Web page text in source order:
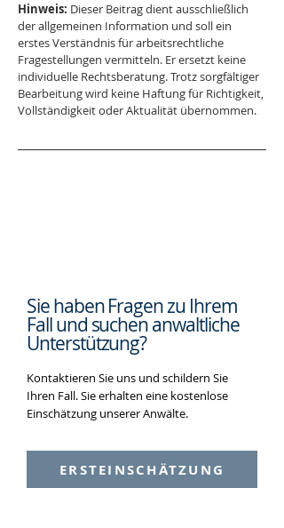
Hinweis: Dieser Beitrag dient ausschließlich
der allgemeinen Information und soll ein
erstes Verständnis für arbeitsrechtliche
Fragestellungen vermitteln. Er ersetzt keine
individuelle Rechtsberatung. Trotz sorgfältiger
Bearbeitung wird keine Haftung für Richtigkeit,
Vollständigkeit oder Aktualität übernommen.
Sie haben Fragen zu Ihrem
Fall und suchenanwaltliche
Unterstützung?
Kontaktieren Sie uns und schildern Sie
Ihren Fall. Sie erhalten eine kostenlose
Einschätzung unserer Anwälte.
ERSTEINSCHÄTZUNG